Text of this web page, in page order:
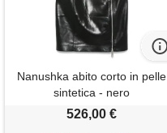
Nanushka abito corto in pelle
sintetica - nero
526,00 €